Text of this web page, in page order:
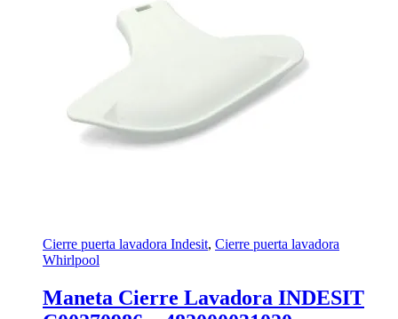
Cierre puerta lavadora Indesit, Cierre puerta lavadora
Whirlpool
Maneta Cierre Lavadora INDESIT